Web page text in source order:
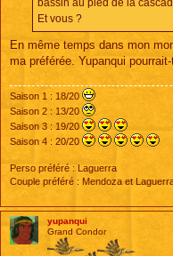
bassin au pied de la
Et vous ?
En même temps dans mon
ma préférée. Yupanqui
Saison 1 : 18/20
Saison 2 : 13/20
Saison 3 : 19/20
Saison 4 : 20/20
Perso préféré : Laguerra
Couple préféré : Mendoza et
yupanqui
Grand Condor